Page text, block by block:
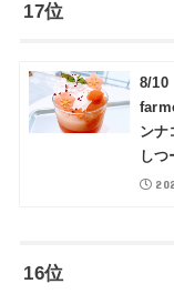
17位
8/10
ンナ
しつ
16位